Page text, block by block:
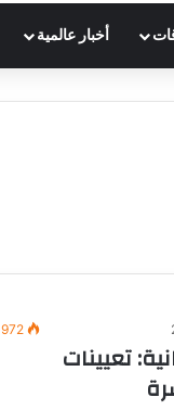
أخبار عالمية
972
تعيينات